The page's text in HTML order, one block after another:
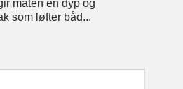
maten en dyp og
som løfter båd...